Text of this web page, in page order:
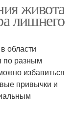
живота
лишнего
области
по разным
избавиться
привычки и